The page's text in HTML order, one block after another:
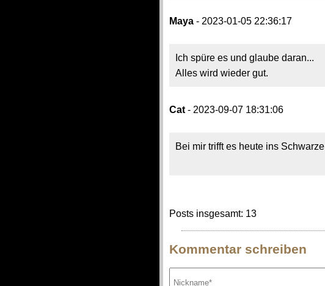
Maya - 2023-01-05 22:36:17
Ich spüre es und glaube daran...
Alles wird wieder gut.
Cat - 2023-09-07 18:31:06
Bei mir trifft es heute ins Schwarze
Posts insgesamt: 13
Kommentar schreiben